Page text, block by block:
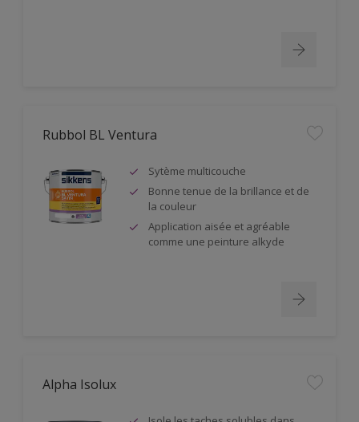
Rubbol BL Ventura
Sytème multicouche
Bonne tenue de la brillance et de
la couleur
Application aisée et agréable
comme une peinture alkyde
Alpha Isolux